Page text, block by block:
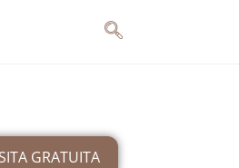
GRATUITA